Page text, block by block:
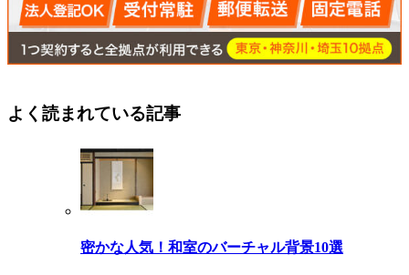
よく読まれている記事
密かな人気！和室のバーチャル背景10選